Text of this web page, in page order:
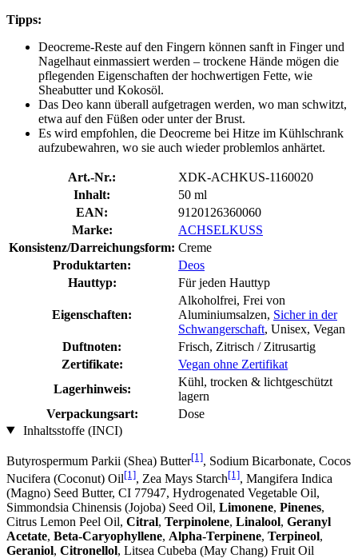
Tipps:
Deocreme-Reste auf den Fingern können sanft in Finger und
Nagelhaut einmassiert werden – trockene Hände mögen die
pflegenden Eigenschaften der hochwertigen Fette, wie
Sheabutter und Kokosöl.
Das Deo kann überall aufgetragen werden, wo man schwitzt,
etwa auf den Füßen oder unter der Brust.
Es wird empfohlen, die Deocreme bei Hitze im Kühlschrank
aufzubewahren, wo sie auch wieder problemlos anhärtet.
Art.-Nr.:
XDK-ACHKUS-1160020
Inhalt:
50 ml
EAN:
9120126360060
Marke:
ACHSELKUSS
Konsistenz/Darreichungsform: Creme
Produktarten:
Deos
Hauttyp:
Für jeden Hauttyp
Eigenschaften:
Alkoholfrei, Frei von
Aluminiumsalzen, Sicher in der
Schwangerschaft, Unisex, Vegan
Duftnoten:
Frisch, Zitrisch / Zitrusartig
Zertifikate:
Vegan ohne Zertifikat
Lagerhinweis:
Kühl, trocken & lichtgeschützt
lagern
Verpackungsart:
Dose
Inhaltsstoffe (INCI)
Butyrospermum Parkii (Shea) Butter[1], Sodium Bicarbonate, Cocos
Nucifera (Coconut) Oil[1], Zea Mays Starch[1], Mangifera Indica
(Magno) Seed Butter, CI 77947, Hydrogenated Vegetable Oil,
Simmondsia Chinensis (Jojoba) Seed Oil, Limonene, Pinenes,
Citrus Lemon Peel Oil, Citral, Terpinolene, Linalool, Geranyl
Acetate, Beta-Caryophyllene, Alpha-Terpinene, Terpineol,
Geraniol, Citronellol, Litsea Cubeba (May Chang) Fruit Oil